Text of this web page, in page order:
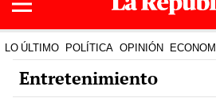
LO ÚLTIMO POLÍTICA OPINIÓN
Entretenimiento